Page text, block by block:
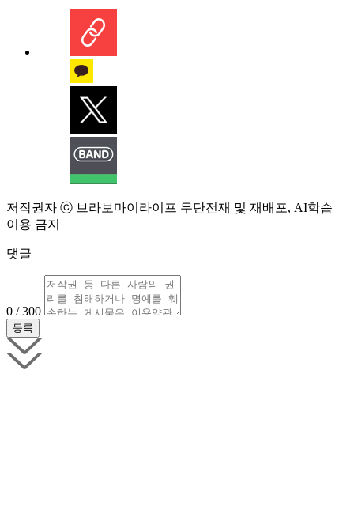
저작권자 ⓒ 브라보마이라이프 무단전재 및 재배포, AI학습
이용 금지
댓글
0 / 300